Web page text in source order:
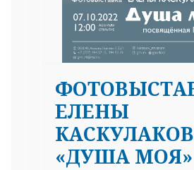
ЕЛЕНЫ
«ДУША МОЯ»